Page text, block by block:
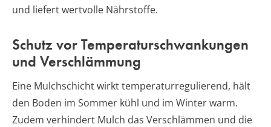
und liefert wertvolle Nährstoffe.
Schutz vor Temperaturschwankungen
und Verschlämmung
Eine Mulchschicht wirkt temperaturregulierend, hält
den Boden im Sommer kühl und im Winter warm.
Zudem verhindert Mulch das Verschlämmen und die